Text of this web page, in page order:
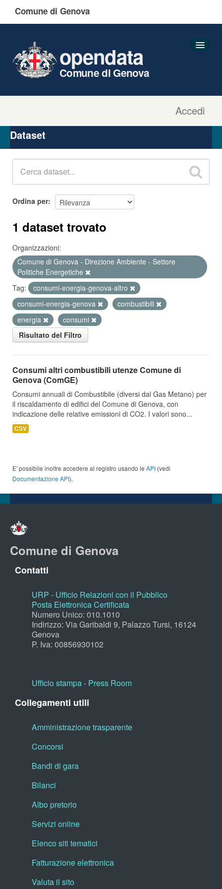
Comune di Genova
Accedi
opendata
Comune di Genova
Organizzazioni
Gruppi
Dataset
Ordina per
1 dataset trovato
Organizzazioni:
Comune di Genova - Direzione Ambiente - Settore
Politiche Energetiche
Tag:
consumi-energia-genova-altro
consumi-energia-genova
combustibili
energia
consumi
Risultato del Filtro
Consumi altri combustibili utenze Comune di
Genova (ComGE)
Consumi annuali di Combustibile (diversi dal Gas Metano) per
il riscaldamento di edifici del Comune di Genova, con
indicazione delle relative emissioni di CO2. I valori sono...
CSV
E' possibile inoltre accedere al registro usando le API (vedi
Documentazione API).
Comune di Genova
Contatti
URP - Ufficio Relazioni con il Pubblico
Posta Elettronica Certificata
Numero Unico: 010.1010
Indirizzo: Via Garibaldi 9, Palazzo Tursi, 16124
Genova
P. Iva: 00856930102
Ufficio stampa - Press Room
Collegamenti utili
Amministrazione trasparente
Concorsi
Bandi di gara
Bilanci
Albo pretorio
Servizi online
Elenco siti tematici
Fatturazione elettronica
Valuta il sito